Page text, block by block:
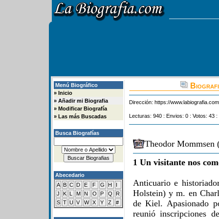
Menú Biográfico
» Inicio
» Añadir mi Biografia
» Modificar Biografía
» Las más Buscadas
Busca Biografías
Abecedario
A B C D E F G H
I
J
K L M N O P Q
R
S T U V W X Y Z #
Dirección: https://
Lecturas: 940 : Envios: 0 : Votos: 43
Theodor Mommsen
1 Un visitante nos
Anticuario e
Holstein) y m. en
de Kiel. Apasionado
reunió inscripciones